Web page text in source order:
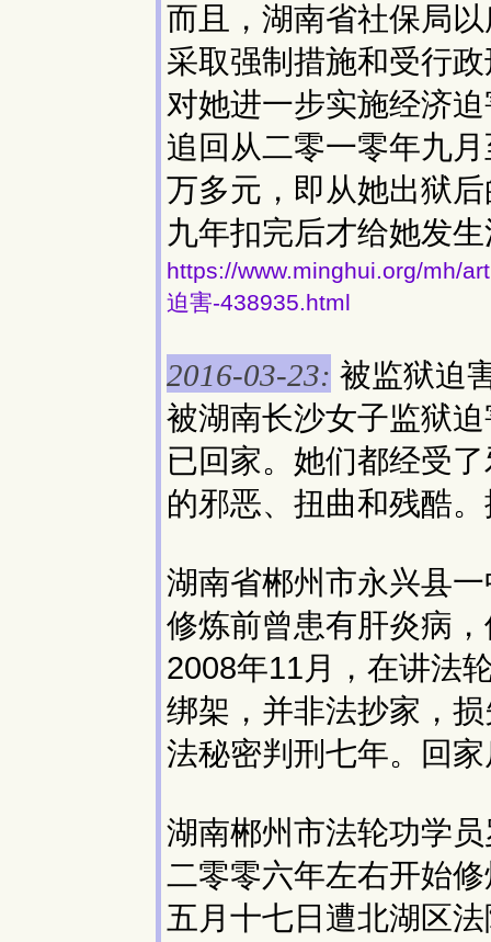
而且，湖南省社保局
采取强制措施和受行
对她进一步实施经济
追回从二零一零年九
万多元，即从她出狱
九年扣完后才给她发
https://www.minghui.org/mh/
迫害-438935.html
2016-03-23: 被监狱迫
被湖南长沙女子监狱
已回家。她们都经受
的邪恶、扭曲和残酷
湖南省郴州市永兴县
修炼前曾患有肝炎病
2008年11月，在讲法
绑架，并非法抄家，
法秘密判刑七年。回
湖南郴州市法轮功学
二零零六年左右开始
五月十七日遭北湖区